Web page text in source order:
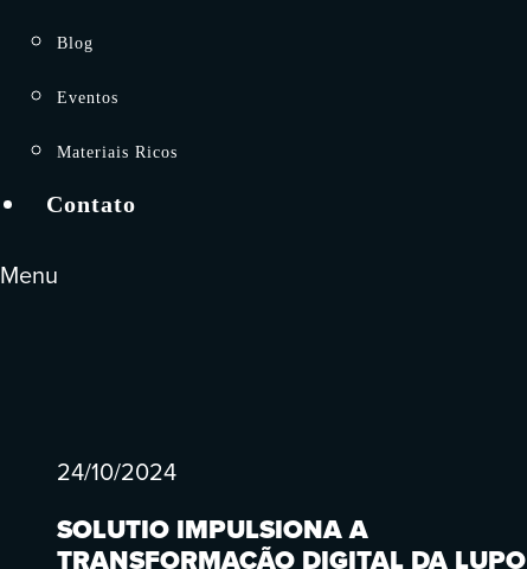
Blog
Eventos
Materiais Ricos
Contato
Menu
24/10/2024
SOLUTIO IMPULSIONA A
TRANSFORMAÇÃO DIGITAL DA LUPO